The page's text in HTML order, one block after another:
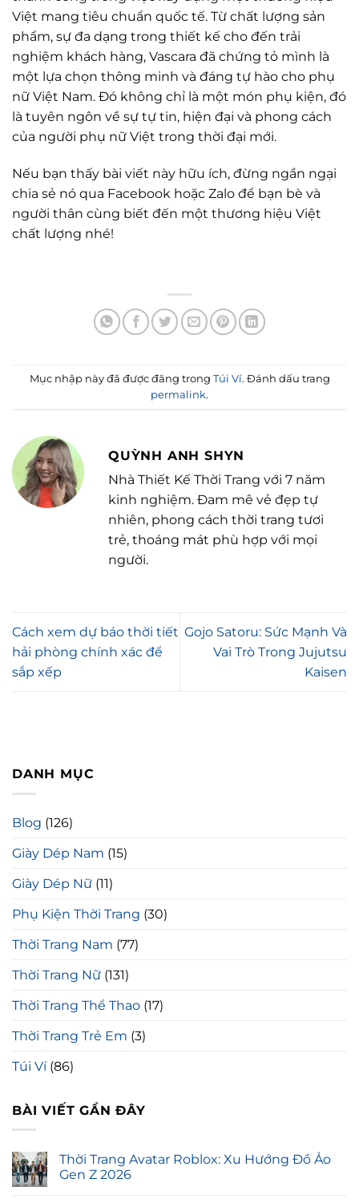
DANH MỤC
Blog (126)
Giày Dép Nam (15)
Giày Dép Nữ (11)
Phụ Kiện Thời Trang (30)
Thời Trang Nam (77)
Thời Trang Nữ (131)
Thời Trang Thể Thao (17)
Thời Trang Trẻ Em (3)
Túi Ví(86)
BÀI VIẾT GẦN ĐÂY
Thời Trang Avatar Roblox: Xu Hướng Đồ Ảo
Gen Z 2026
Việt mang tiêu chuẩn quốc tế. Từ chất lượng sản
phẩm, sự đa dạng trong thiết kế cho đến trải
nghiệm khách hàng, Vascara đã chứng tỏ mình là
một lựa chọn thông minh và đáng tự hào cho phụ
nữ Việt Nam. Đó không chỉ là một món phụ kiện, đó
là tuyên ngôn về sự tự tin, hiện đại và phong cách
của người phụ nữ Việt trong thời đại mới.
Nếu bạn thấy bài viết này hữu ích, đừng ngần ngại
chia sẻ nó qua Facebook hoặc Zalo để bạn bè và
người thân cùng biết đến một thương hiệu Việt
chất lượng nhé!
Mục nhập này đã được đăng trong Túi Ví. Đánh dấu trang
permalink.
QUỲNH ANH SHYN
Nhà Thiết Kế Thời Trang với 7 năm
kinh nghiệm. Đam mê vẻ đẹp tự
nhiên, phong cách thời trang tươi
trẻ, thoáng mát phù hợp với mọi
người.
Cách xem dự báo thời tiết
hải phòng chính xác để
sắp xếp
Gojo Satoru: Sức Mạnh Và
Vai Trò Trong Jujutsu
Kaisen